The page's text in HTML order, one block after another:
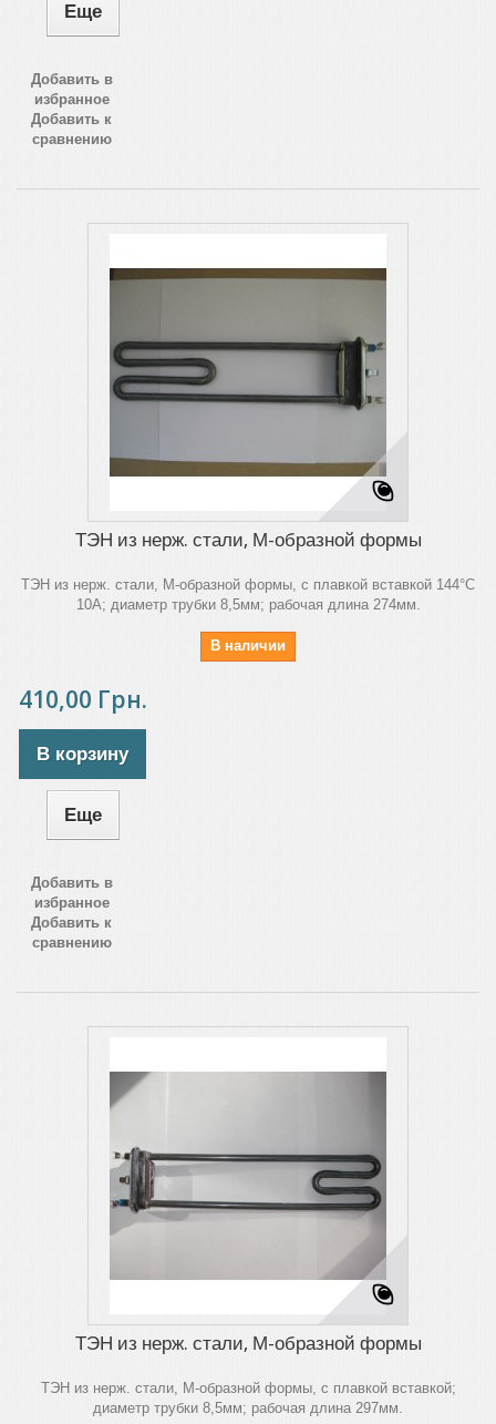
Еще
Добавить в
избранное
Добавить к
сравнению
ТЭН из нерж. стали, М-образной формы
ТЭН из нерж. стали, М-образной формы, с плавкой вставкой 144°C
10A; диаметр трубки 8,5мм; рабочая длина 274мм.
В наличии
410,00 Грн.
В корзину
Еще
Добавить в
избранное
Добавить к
сравнению
ТЭН из нерж. стали, М-образной формы
ТЭН из нерж. стали, М-образной формы, с плавкой вставкой;
диаметр трубки 8,5мм; рабочая длина 297мм.